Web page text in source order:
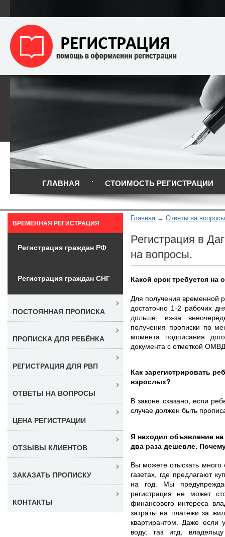
ГЛАВНАЯ СТОИМОСТЬ РЕГИСТРАЦИИ
Главная Ответы на
Регистрация в
на вопросы.
Какой срок требуется
Для получения временной
достаточно 1-2 рабочих
дольше, из-за
получения прописки по
момента подписания
документа с отметкой
Как зарегистрировать
взрослых?
В законе сказано, если
случае должен быть
Я находил объявление
два раза дешевле.
Вы можете отыскать много
газетах, где предлагают
на год. Мы
регистрация не может
финансового интереса
затраты на платежи за
квартирантом. Даже если
воду, газ итд,
ВРЕМЕННАЯ РЕГИСТРАЦИЯ
Регистрация граждан РФ
Регистрация граждан СНГ
ПОСТОЯННАЯ ПРОПИСКА
ПРОПИСКА ДЛЯ РЕБЁНКА
РЕГИСТРАЦИЯ ДЛЯ РВП
ОТВЕТЫ НА ВОПРОСЫ
ЦЕНА РЕГИСТРАЦИИ
ОТЗЫВЫ КЛИЕНТОВ
ЗАКАЗАТЬ ПРОПИСКУ
КОНТАКТЫ